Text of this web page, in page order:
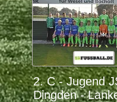
2. C - Jugend
Dingden -